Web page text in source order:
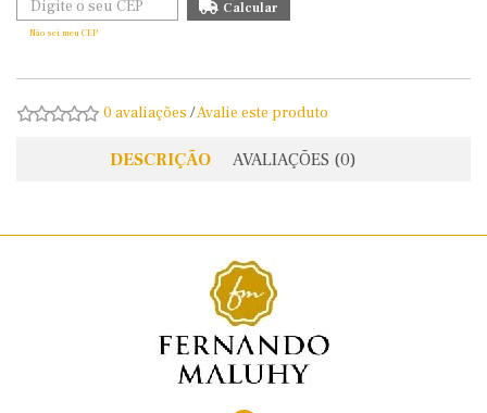
Não sei meu CEP
0 avaliações /Avalie este produto
DESCRIÇÃO AVALIAÇÕES (0)